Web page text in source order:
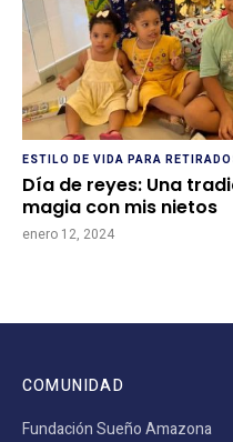
ESTILO DE VIDA PARA
Día de reyes: Una
magia con mis nietos
enero 12, 2024
COMUNIDAD
Fundación Sueño Amazona